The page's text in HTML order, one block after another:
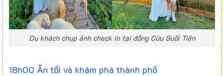
Du khách chụp ảnh check in tại đồng Cừu Suối Tiên
18h00 Ăn tối và khám phá thành phố